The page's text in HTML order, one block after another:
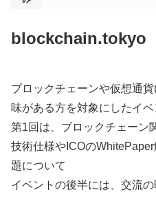
blockchain.tokyo
ブロックチェーンや仮想通
味がある方を対象にしたイベ
第1回は、ブロックチェーン
技術仕様やICOの
題について
イベントの後半には、交流の